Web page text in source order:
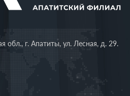
обл., г. Апатиты, ул. Лесная, д. 29.